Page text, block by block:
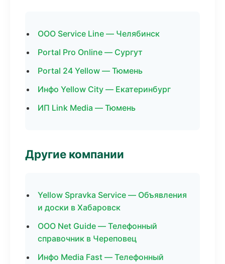
ООО Service Line — Челябинск
Portal Pro Online — Сургут
Portal 24 Yellow — Тюмень
Инфо Yellow City — Екатеринбург
ИП Link Media — Тюмень
Другие компании
Yellow Spravka Service — Объявления
и доски в Хабаровск
ООО Net Guide — Телефонный
справочник в Череповец
Инфо Media Fast — Телефонный